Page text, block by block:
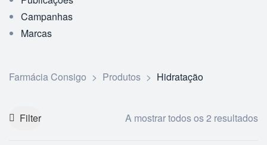
Campanhas
Marcas
Farmácia Consigo > Produtos > Hidratação
Filter A mostrar todos os 2 resultados